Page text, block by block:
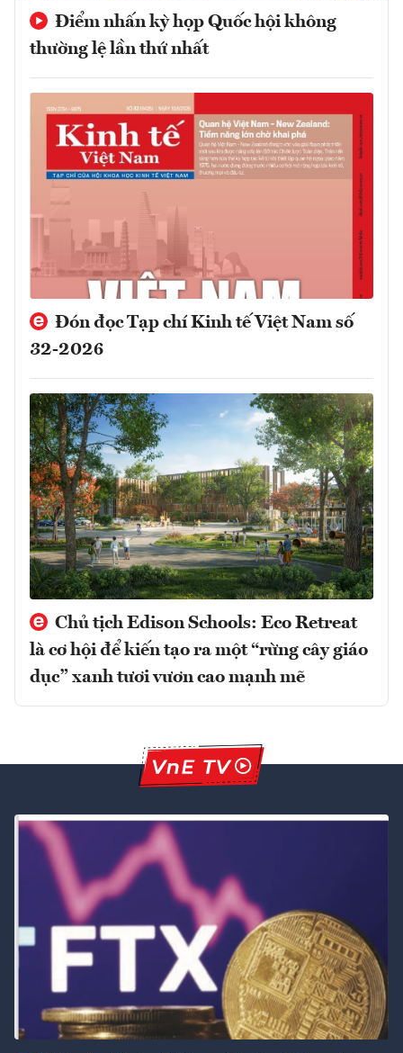
Điểm nhấn kỳ họp Quốc hội không
thường lệ lần thứ nhất
Đón đọc Tạp chí Kinh tế Việt Nam số
32-2026
Chủ tịch Edison Schools: Eco Retreat
là cơ hội để kiến tạo ra một “rừng cây giáo
dục” xanh tươi vươn cao mạnh mẽ